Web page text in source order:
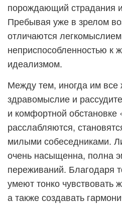
порождающий страдания
Пребывая уже в зрелом
отличаются
неприспособленностью к
идеализмом.
Между тем, иногда им
здравомыслие и
и комфортной обстановке
расслабляются,
милыми собеседниками.
очень насыщенна, полна
переживаний. Благодаря
умеют тонко
а также создавать